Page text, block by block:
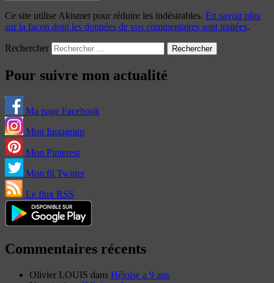
Ce site utilise Akismet pour réduire les indésirables. En savoir plus
sur la façon dont les données de vos commentaires sont traitées.
Rechercher
Pour suivre mon actualité
Ma page Facebook
Mon Instagram
Mon Pinterest
Mon fil Twitter
Le flux RSS
Commentaires récents
Olivier LOUIS dans Héloïse a 9 ans